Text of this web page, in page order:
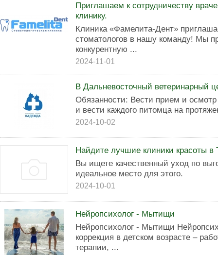
Приглашаем к сотрудничеству
клинику.
Клиника «Фамелита-Дент»
стоматологов в нашу команду! Мы
конкурентную ...
2024-11-01
В Дальневосточный ветеринарный
Обязанности: Вести прием и
и вести каждого питомца на
2024-10-02
Найдите лучшие клиники красоты в
Вы ищете качественный уход по
идеальное место для этого.
2024-10-01
Нейропсихолог - Мытищи
Нейропсихолог - Мытищи
коррекция в детском возрасте –
терапии, ...